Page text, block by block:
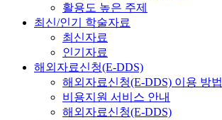
활용도 높은 주제
최신/인기 학술자료
최신자료
인기자료
해외자료신청(E-DDS)
해외자료신청(E-DDS) 이용 방법
비용지원 서비스 안내
해외자료신청(E-DDS)